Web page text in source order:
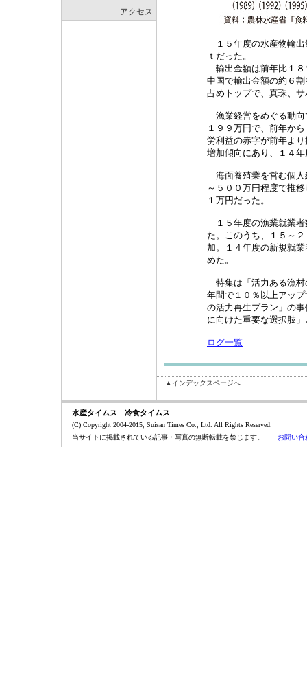
アクセス
１５年度の水産物輸出
ｔだった。
輸出金額は前年比１８
中国で輸出金額の約６
占めトップで、真珠、
漁業経営をめぐる動向
１９９万円で、前年か
労利益の赤字が前年よ
増加傾向にあり、１４
海面養殖業を営む個人
～５００万円程度で推
１万円だった。
１５年度の漁業就業者
た。このうち、１５～
加。１４年度の新規就
めた。
特集は「活力ある漁村
年間で１０％以上アッ
の活力再生プラン」の
に向けた重要な選択肢
ログ一覧
▲インデックスページへ
水産タイムス 冷食タイムス
(C) Copyright 2004-2015, Suisan Times Co., Ltd. All Rights Reserved.
当サイトに掲載されている記事・写真の無断転載を禁じます。 お問い合